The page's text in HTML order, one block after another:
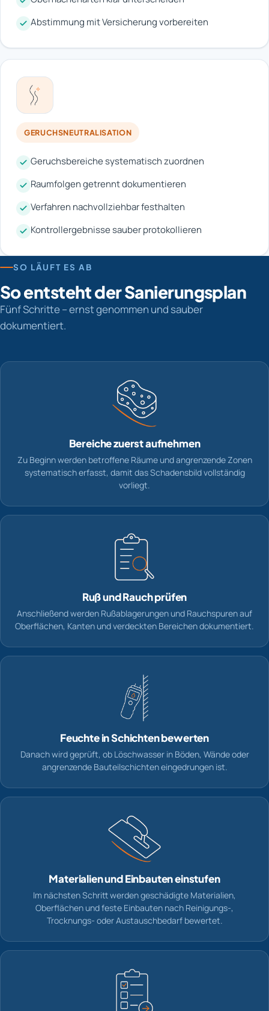
Abstimmung mit Versicherung vorbereiten
GERUCHSNEUTRALISATION
Geruchsbereiche systematisch zuordnen
Raumfolgen getrennt dokumentieren
Verfahren nachvollziehbar festhalten
Kontrollergebnisse sauber protokollieren
SO LÄUFT ES AB
So entsteht der Sanierungsplan
Fünf Schritte – ernst genommen und sauber
dokumentiert.
Bereiche zuerst aufnehmen
Zu Beginn werden betroffene Räume und angrenzende Zonen
systematisch erfasst, damit das Schadensbild vollständig
vorliegt.
Ruß und Rauch prüfen
Anschließend werden Rußablagerungen und Rauchspuren auf
Oberflächen, Kanten und verdeckten Bereichen dokumentiert.
Feuchte in Schichten bewerten
Danach wird geprüft, ob Löschwasser in Böden, Wände oder
angrenzende Bauteilschichten eingedrungen ist.
Materialien und Einbauten einstufen
Im nächsten Schritt werden geschädigte Materialien,
Oberflächen und feste Einbauten nach Reinigungs-,
Trocknungs- oder Austauschbedarf bewertet.